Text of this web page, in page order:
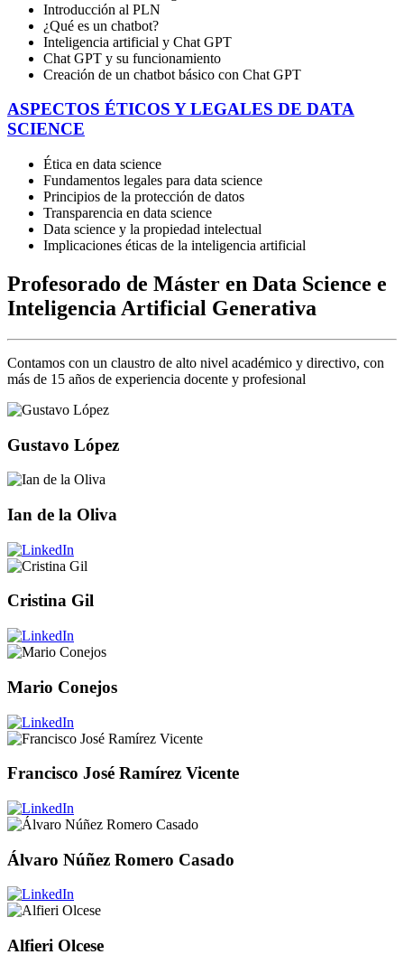
Introducción al PLN
¿Qué es un chatbot?
Inteligencia artificial y Chat GPT
Chat GPT y su funcionamiento
Creación de un chatbot básico con Chat GPT
ASPECTOS ÉTICOS Y LEGALES DE DATA
SCIENCE
Ética en data science
Fundamentos legales para data science
Principios de la protección de datos
Transparencia en data science
Data science y la propiedad intelectual
Implicaciones éticas de la inteligencia artificial
Profesorado de Máster en Data Science e
Inteligencia Artificial Generativa
Contamos con un claustro de alto nivel académico y directivo, con
más de 15 años de experiencia docente y profesional
Gustavo López
Ian de la Oliva
Cristina Gil
Mario Conejos
Francisco José Ramírez Vicente
Álvaro Núñez Romero Casado
Alfieri Olcese